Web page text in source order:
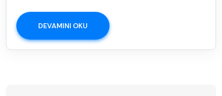
DEVAMINI OKU